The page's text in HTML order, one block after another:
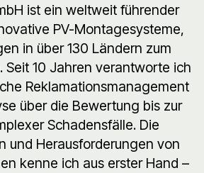
ist ein weltweit führender
PV-Montagesysteme,
in über 130 Ländern zum
Seit 10 Jahren verantworte ich
Reklamationsmanagement
über die Bewertung bis zur
Schadensfälle. Die
und Herausforderungen von
kenne ich aus erster Hand –